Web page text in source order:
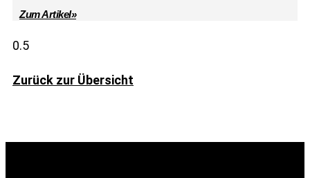
Zum Artikel»
Zurück zur Übersicht